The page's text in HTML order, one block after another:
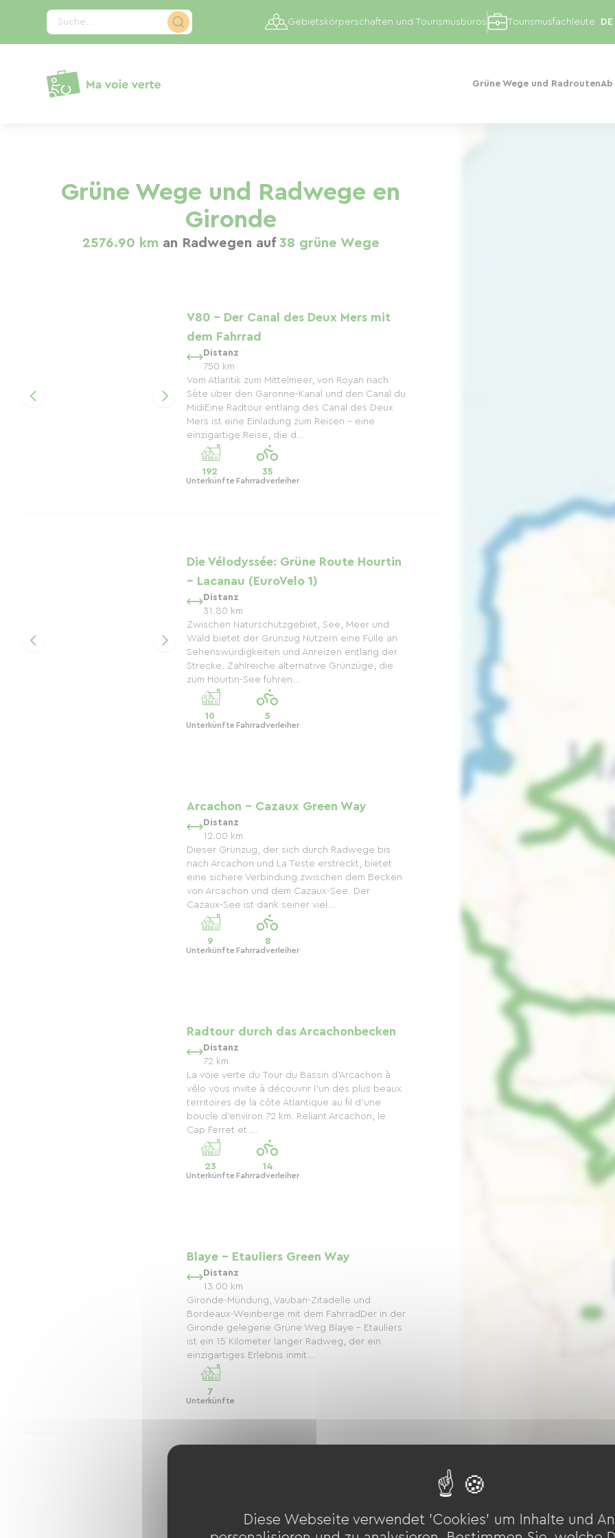
Suche...
Grüne Wege und Radrouten
Gebietskörperschaften und Tourismusbüros Tourismusfachleute
Grüne Wege und Radwege en
Gironde
2576.90 kman Radwegen auf 38 grüne Wege
V80 – Der Canal des Deux Mers mit
dem Fahrrad
Distanz
750 km
Vom Atlantik zum Mittelmeer, von Royan nach
Sète über den Garonne-Kanal und den Canal du
MidiEine Radtour entlang des Canal des Deux
Mers ist eine Einladung zum Reisen – eine
einzigartige Reise, die d...
192
Unterkünfte
35
Fahrradverleiher
Die Vélodyssée: Grüne Route Hourtin
– Lacanau (EuroVelo 1)
Distanz
31.80 km
Zwischen Naturschutzgebiet, See, Meer und
Wald bietet der Grünzug Nutzern eine Fülle an
Sehenswürdigkeiten und Anreizen entlang der
Strecke. Zahlreiche alternative Grünzüge, die
zum Hourtin-See führen...
10
Unterkünfte
5
Fahrradverleiher
Arcachon - Cazaux Green Way
Distanz
12.00 km
Dieser Grünzug, der sich durch Radwege bis
nach Arcachon und La Teste erstreckt, bietet
eine sichere Verbindung zwischen dem Becken
von Arcachon und dem Cazaux-See. Der
Cazaux-See ist dank seiner viel...
9
Unterkünfte
8
Fahrradverleiher
Radtour durch das Arcachonbecken
Distanz
72 km
La voie verte du Tour du Bassin d’Arcachon à
vélo vous invite à découvrir l’un des plus beaux
territoires de la côte Atlantique au fil d’une
boucle d’environ 72 km. Reliant Arcachon, le
Cap Ferret et ...
23
Unterkünfte
14
Fahrradverleiher
Blaye - Etauliers Green Way
Distanz
13.00 km
Gironde-Mündung, Vauban-Zitadelle und
Bordeaux-Weinberge mit dem FahrradDer in der
Gironde gelegene Grüne Weg Blaye - Etauliers
ist ein 15 Kilometer langer Radweg, der ein
einzigartiges Erlebnis inmit...
7
Unterkünfte
Auf einer ehemaligen Bahntrasse, die zu einem
Cookie-Einstellungen
Diese Webseite verwendet 'Cookies' um Inhalte und